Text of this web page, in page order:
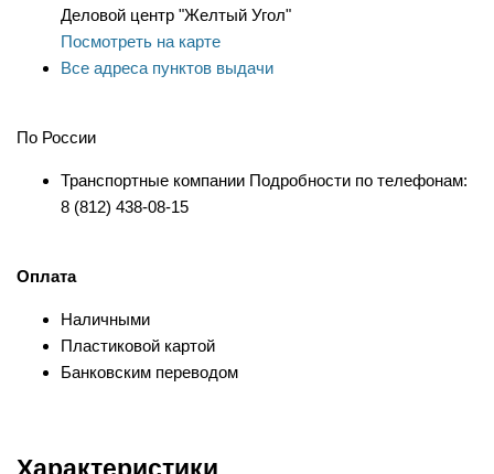
Деловой центр "Желтый Угол"
Посмотреть на карте
Все адреса пунктов выдачи
По России
Транспортные компании Подробности по телефонам:
8 (812) 438-08-15
Оплата
Наличными
Пластиковой картой
Банковским переводом